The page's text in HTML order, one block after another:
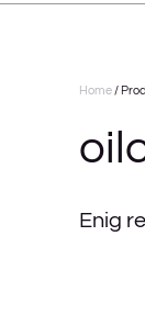
Home /
Enig